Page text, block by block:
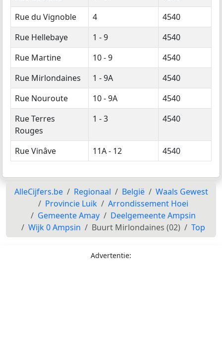
Rue du Vignoble
4
4540
Rue Hellebaye
1 - 9
4540
Rue Martine
10 - 9
4540
Rue Mirlondaines
1 - 9A
4540
Rue Nouroute
10 - 9A
4540
Rue Terres
Rouges
1 - 3 4540
Rue Vinâve 11A - 12 4540
AlleCijfers.be Regionaal België
Waals Gewest
Provincie Luik
Arrondissement Hoei
Gemeente Amay
Deelgemeente Ampsin
Wijk 0 Ampsin
Buurt Mirlondaines (02) Top
Advertentie: